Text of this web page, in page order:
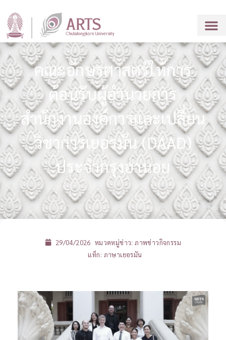
คณะอักษรศาสตร์ให้การ
ต้อนรับผู้อำนวยการ
สำนักงานองค์การและเปลี่ยน
วิชาการเยอรมัน (DAAD)
ประจำกรุงฮานอย
29/04/2026 หมวดหมู่ข่าว:ภาพข่าวกิจกรรม
แท็ก: ภาษาเยอรมัน